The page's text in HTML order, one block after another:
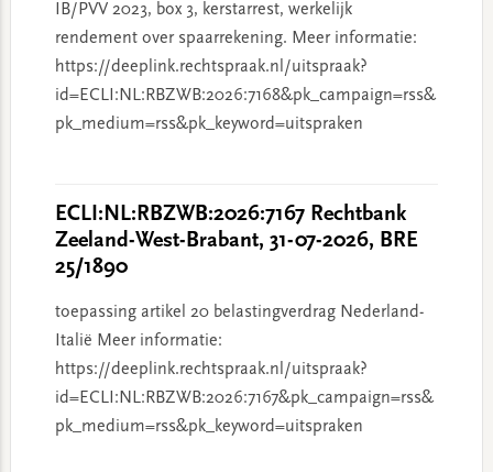
IB/PVV 2023, box 3, kerstarrest, werkelijk
rendement over spaarrekening. Meer informatie:
https://deeplink.rechtspraak.nl/uitspraak?
id=ECLI:NL:RBZWB:2026:7168&pk_campaign=rss&
pk_medium=rss&pk_keyword=uitspraken
ECLI:NL:RBZWB:2026:7167 Rechtbank
Zeeland-West-Brabant, 31-07-2026, BRE
25/1890
toepassing artikel 20 belastingverdrag Nederland-
Italië Meer informatie:
https://deeplink.rechtspraak.nl/uitspraak?
id=ECLI:NL:RBZWB:2026:7167&pk_campaign=rss&
pk_medium=rss&pk_keyword=uitspraken